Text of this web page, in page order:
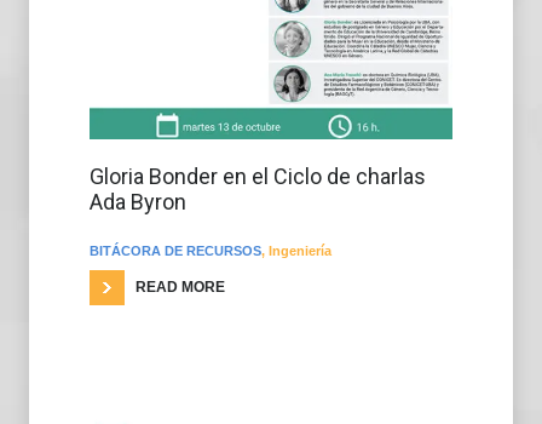
Gloria Bonder en el Ciclo de charlas
Ada Byron
BITÁCORA DE RECURSOS, Ingeniería
READ MORE